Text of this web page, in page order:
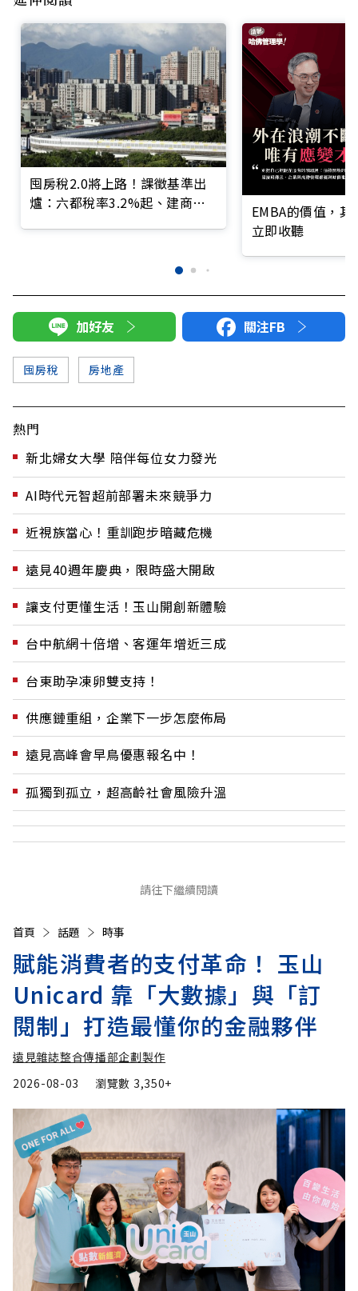
囤房稅2.0將上路！課徵基準出
爐：六都稅率3.2%起、建商餘
EMBA的價值，
立即收聽
加好友 關注FB
囤房稅 房地產
熱門
新北婦女大學 陪伴每位女力發光
AI時代元智超前部署未來競爭力
近視族當心！重訓跑步暗藏危機
遠見40週年慶典，限時盛大開啟
讓支付更懂生活！玉山開創新體驗
台中航網十倍增、客運年增近三成
台東助孕凍卵雙支持！
供應鏈重組，企業下一步怎麼佈局
遠見高峰會早鳥優惠報名中！
孤獨到孤立，超高齡社會風險升溫
請往下繼續閱讀
首頁 話題 時事
賦能消費者的支付革命！ 玉山
Unicard 靠「大數據」與「訂
閱制」打造最懂你的金融夥伴
遠見雜誌整合傳播部企劃製作
2026-08-03
瀏覽數 3,350+